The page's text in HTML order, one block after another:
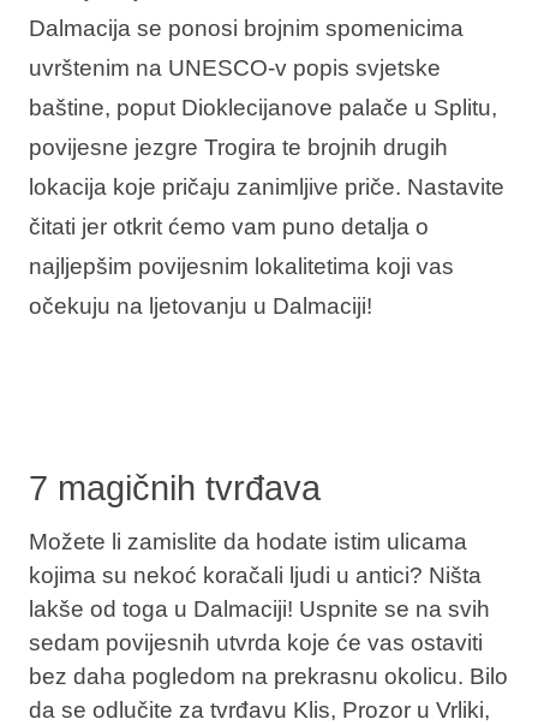
Dalmacija se ponosi brojnim spomenicima
uvrštenim na UNESCO-v popis svjetske
baštine, poput Dioklecijanove palače u Splitu,
povijesne jezgre Trogira te brojnih drugih
lokacija koje pričaju zanimljive priče. Nastavite
čitati jer otkrit ćemo vam puno detalja o
najljepšim povijesnim lokalitetima koji vas
očekuju na ljetovanju u Dalmaciji!
7 magičnih tvrđava
Možete li zamislite da hodate istim ulicama
kojima su nekoć koračali ljudi u antici? Ništa
lakše od toga u Dalmaciji! Uspnite se na svih
sedam povijesnih utvrda koje će vas ostaviti
bez daha pogledom na prekrasnu okolicu. Bilo
da se odlučite za tvrđavu Klis, Prozor u Vrliki,